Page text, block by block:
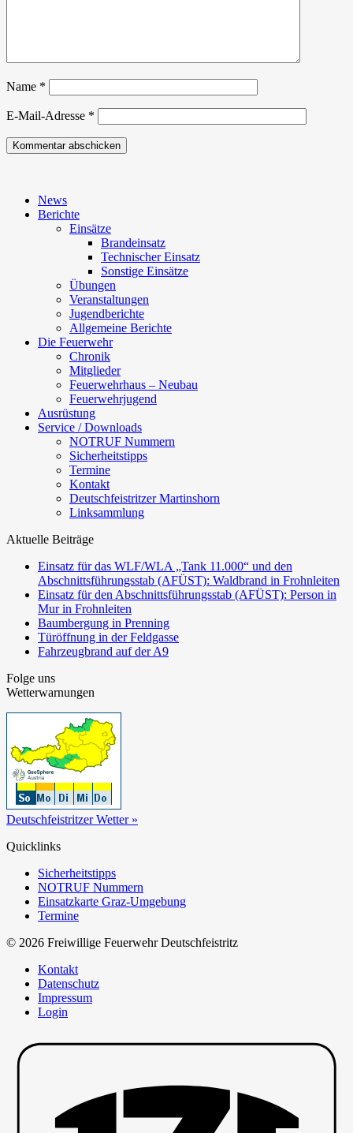
Name *
E-Mail-Adresse *
News
Berichte
Einsätze
Brandeinsatz
Technischer Einsatz
Sonstige Einsätze
Übungen
Veranstaltungen
Jugendberichte
Allgemeine Berichte
Die Feuerwehr
Chronik
Mitglieder
Feuerwehrhaus – Neubau
Feuerwehrjugend
Ausrüstung
Service / Downloads
NOTRUF Nummern
Sicherheitstipps
Termine
Kontakt
Deutschfeistritzer Martinshorn
Linksammlung
Aktuelle Beiträge
Einsatz für das WLF/WLA „Tank 11.000“ und den
Abschnittsführungsstab (AFÜST): Waldbrand in Frohnleiten
Einsatz für den Abschnittsführungsstab (AFÜST): Person in
Mur in Frohnleiten
Baumbergung in Prenning
Türöffnung in der Feldgasse
Fahrzeugbrand auf der A9
Folge uns
Wetterwarnungen
Deutschfeistritzer Wetter »
Quicklinks
Sicherheitstipps
NOTRUF Nummern
Einsatzkarte Graz-Umgebung
Termine
© 2026 Freiwillige Feuerwehr Deutschfeistritz
Kontakt
Datenschutz
Impressum
Login